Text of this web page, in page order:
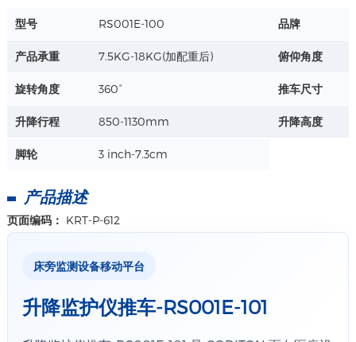
型号 RS001E-100 品牌
产品承重 7.5KG-18KG(加配重后) 俯仰角度
旋转角度 360° 推车尺寸
升降行程 850-1130mm 升降高度
脚轮 3 inch-7.3cm
产品描述
页面编码： KRT-P-612
床旁监测设备移动平台
升降监护仪推车-RS001E-101